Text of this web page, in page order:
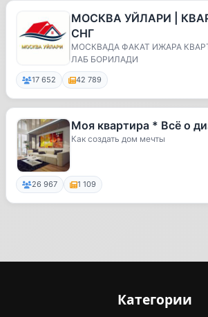
МОСКВА УЙЛАРИ |
СНГ
МОСКВАДА ФАКАТ ИЖАРА
ЛАБ БОРИЛАДИ
17 652 42 789
Моя квартира * Всё о
Как создать дом мечты
26 967 1 109
Категории